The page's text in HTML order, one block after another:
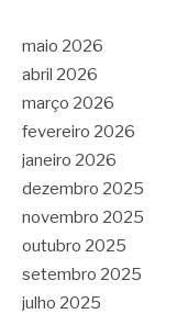
maio 2026
abril 2026
março 2026
fevereiro 2026
janeiro 2026
dezembro 2025
novembro 2025
outubro 2025
setembro 2025
julho 2025